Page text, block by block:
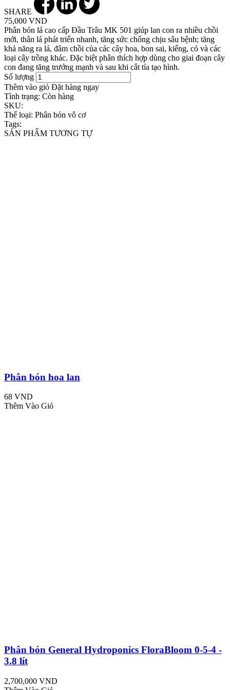
SHARE
75,000 VND
Phân bón lá cao cấp Đầu Trâu MK 501 giúp lan con ra nhiều chồi
mới, thân lá phát triển nhanh, tăng sức chống chịu sâu bệnh; tăng
khả năng ra lá, đâm chồi của các cây hoa, bon sai, kiểng, cỏ và các
loại cây trồng khác. Đặc biệt phân thích hợp dùng cho giai đoạn cây
con đang tăng trưởng mạnh và sau khi cắt tỉa tạo hình.
Số lượng
Thêm vào giỏ Đặt hàng ngay
Tình trạng: Còn hàng
SKU:
Thể loại: Phân bón vô cơ
Tags:
SẢN PHẨM TƯƠNG TỰ
Phân bón hoa lan
68 VND
Thêm Vào Giỏ
Phân bón General Hydroponics FloraBloom 0-5-4 -
3.8 lít
2,700,000 VND